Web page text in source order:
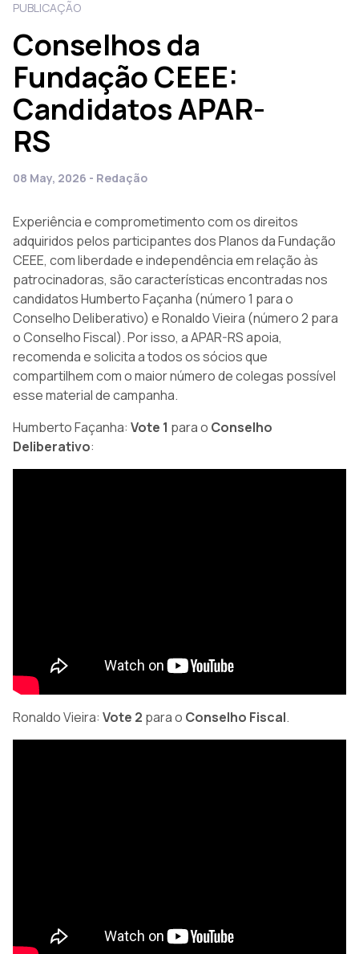
PUBLICAÇÃO
Conselhos da
Fundação CEEE:
Candidatos APAR-
RS
08 May, 2026 - Redação
Experiência e comprometimento com os direitos
adquiridos pelos participantes dos Planos da Fundação
CEEE, com liberdade e independência em relação às
patrocinadoras, são características encontradas nos
candidatos Humberto Façanha (número 1 para o
Conselho Deliberativo) e Ronaldo Vieira (número 2 para
o Conselho Fiscal). Por isso, a APAR-RS apoia,
recomenda e solicita a todos os sócios que
compartilhem com o maior número de colegas possível
esse material de campanha.
Humberto Façanha: Vote 1 para o Conselho
Deliberativo:
Ronaldo Vieira: Vote 2 para o Conselho Fiscal.